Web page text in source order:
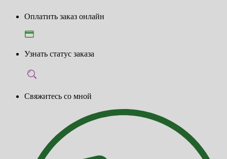
Оплатить заказ онлайн
Узнать статус заказа
Свяжитесь со мной